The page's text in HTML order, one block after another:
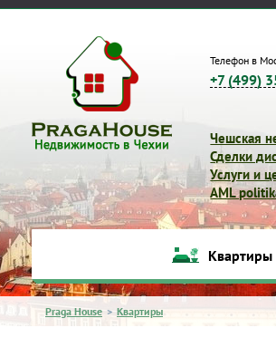
Телефон в
+7 (499)
Чешская
Сделки
Услуги и
AML
Квартиры
Praga House > Квартиры